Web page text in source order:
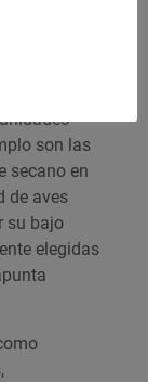
son las
secano en
de aves
su bajo
elegidas